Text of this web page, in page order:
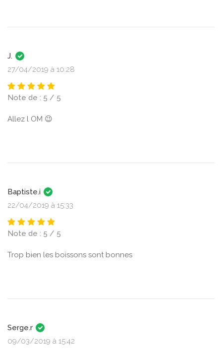
J.
27/04/2019 à 10:28
Note de : 5 / 5
Allez l OM 😉
Baptiste.i
22/04/2019 à 15:33
Note de : 5 / 5
Trop bien les boissons sont bonnes
Serge.r
09/03/2019 à 15:42